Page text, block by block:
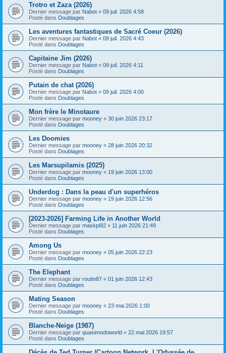
Trotro et Zaza (2026)
Dernier message par Nabot « 09 juil. 2026 4:58
Posté dans Doublages
Les aventures fantastiques de Sacré Coeur (2026)
Dernier message par Nabot « 09 juil. 2026 4:43
Posté dans Doublages
Capitaine Jim (2026)
Dernier message par Nabot « 09 juil. 2026 4:11
Posté dans Doublages
Putain de chat (2026)
Dernier message par Nabot « 09 juil. 2026 4:00
Posté dans Doublages
Mon frère le Minotaure
Dernier message par mooney « 30 juin 2026 23:17
Posté dans Doublages
Les Doomies
Dernier message par mooney « 28 juin 2026 20:32
Posté dans Doublages
Les Marsupilamis (2025)
Dernier message par mooney « 19 juin 2026 13:00
Posté dans Doublages
Underdog : Dans la peau d'un superhéros
Dernier message par mooney « 19 juin 2026 12:56
Posté dans Doublages
[2023-2026] Farming Life in Another World
Dernier message par maskpi92 « 11 juin 2026 21:49
Posté dans Doublages
Among Us
Dernier message par mooney « 05 juin 2026 22:23
Posté dans Doublages
The Elephant
Dernier message par routin87 « 01 juin 2026 12:43
Posté dans Doublages
Mating Season
Dernier message par mooney « 23 mai 2026 1:00
Posté dans Doublages
Blanche-Neige (1987)
Dernier message par quasimodoworld « 22 mai 2026 19:57
Posté dans Doublages